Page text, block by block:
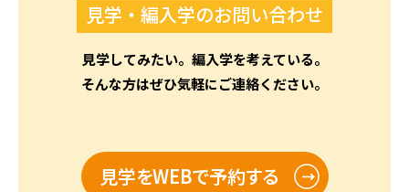
見学・編入学のお問い合わせ
見学してみたい。編入学を考えている。
そんな方はぜひ気軽にご連絡ください。
見学をWEBで予約する